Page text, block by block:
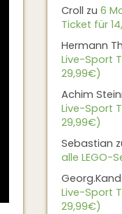
Croll zu 6
Ticket für
Hermann
Live-Sport
29,99€)
Achim
Live-Sport
29,99€)
Sebastian
alle LEGO-
Live-Sport
29,99€)